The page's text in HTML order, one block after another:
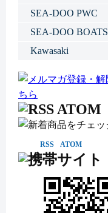
SEA-DOO PWC
SEA-DOO BOATS
Kawasaki
RSS ATOM